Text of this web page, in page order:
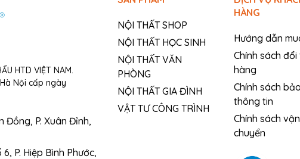
HTD VIỆT NAM.
Nội cấp ngày
Đồng, P. Xuân Đỉnh,
P. Hiệp Bình Phước,
NỘI THẤT SHOP
NỘI THẤT HỌC SINH
NỘI THẤT VĂN
PHÒNG
NỘI THẤT GIA ĐÌNH
VẬT TƯ CÔNG TRÌNH
HÀNG
Hướng dẫn
Chính sách
hàng
Chính sách
thông tin
Chính sách vận
chuyển